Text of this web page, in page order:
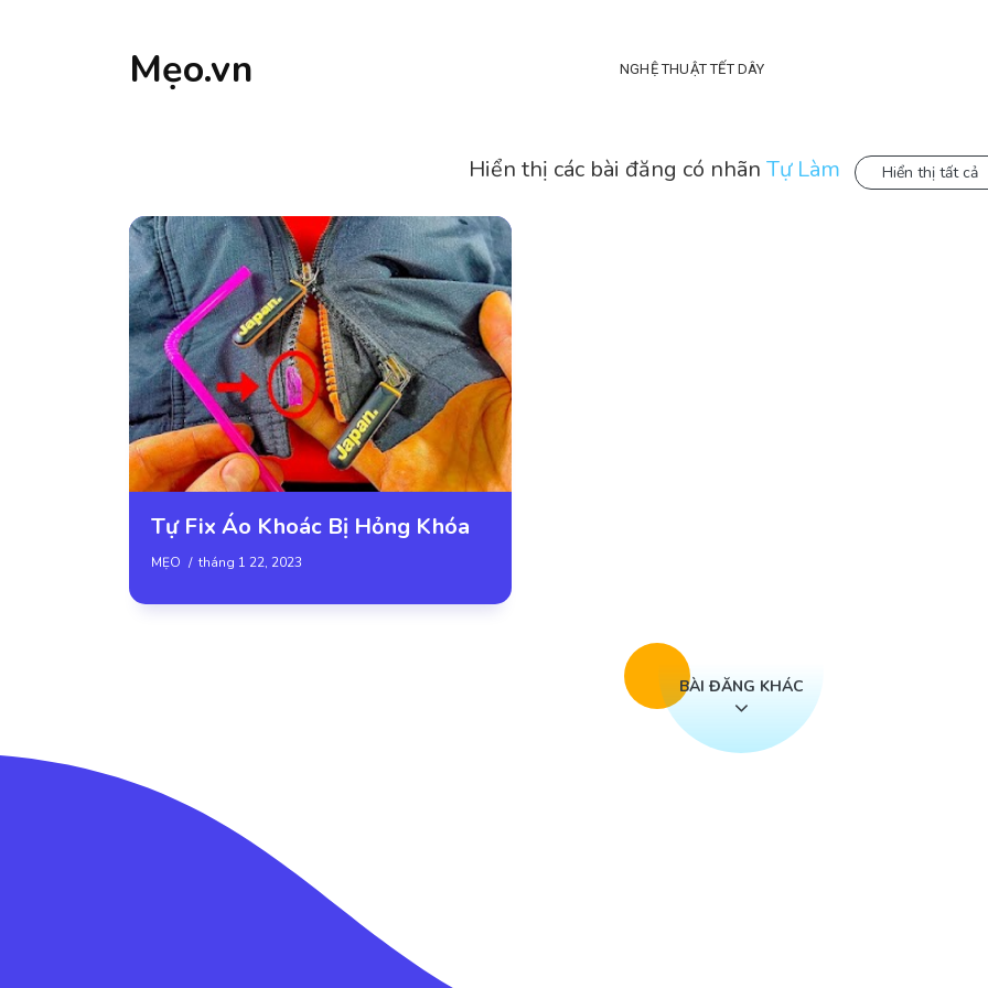
Mẹo.vn NGHỆ THUẬT TẾT DÂY
Hiển thị các bài đăng có nhãn Tự Làm Hiển thị tất cả
Tự Fix Áo Khoác Bị Hỏng Khóa
MẸO tháng 1 22, 2023
BÀI ĐĂNG KHÁC